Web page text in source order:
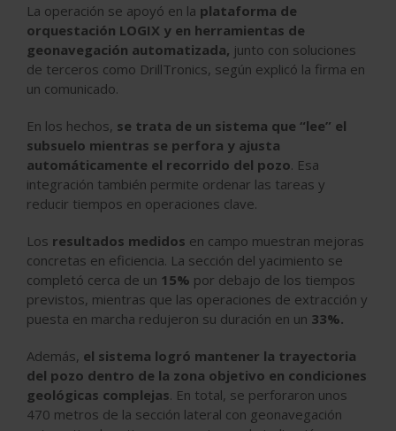
La operación se apoyó en la plataforma de
orquestación LOGIX y en herramientas de
geonavegación automatizada, junto con soluciones
de terceros como DrillTronics, según explicó la firma en
un comunicado.
En los hechos, se trata de un sistema que “lee” el
subsuelo mientras se perfora y ajusta
automáticamente el recorrido del pozo. Esa
integración también permite ordenar las tareas y
reducir tiempos en operaciones clave.
Los resultados medidos en campo muestran mejoras
concretas en eficiencia. La sección del yacimiento se
completó cerca de un 15% por debajo de los tiempos
previstos, mientras que las operaciones de extracción y
puesta en marcha redujeron su duración en un 33%.
Además, el sistema logró mantener la trayectoria
del pozo dentro de la zona objetivo en condiciones
geológicas complejas. En total, se perforaron unos
470 metros de la sección lateral con geonavegación